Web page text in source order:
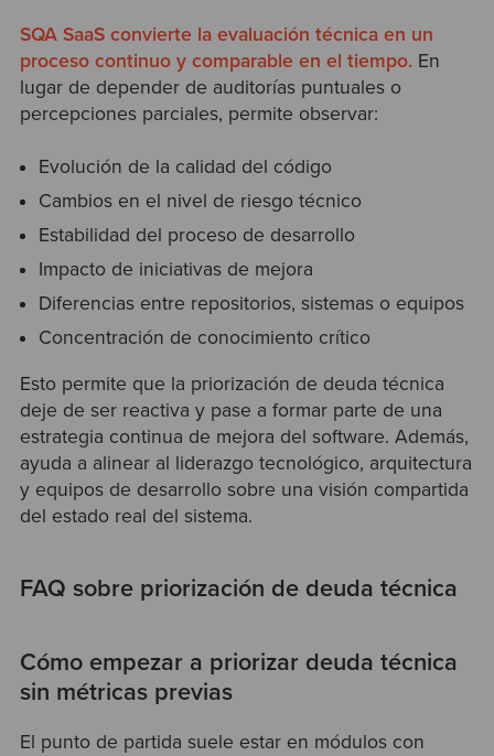
SQA SaaS convierte la evaluación técnica en un
proceso continuo y comparable en el tiempo. En
lugar de depender de auditorías puntuales o
percepciones parciales, permite observar:
Evolución de la calidad del código
Cambios en el nivel de riesgo técnico
Estabilidad del proceso de desarrollo
Impacto de iniciativas de mejora
Diferencias entre repositorios, sistemas o equipos
Concentración de conocimiento crítico
Esto permite que la priorización de deuda técnica
deje de ser reactiva y pase a formar parte de una
estrategia continua de mejora del software. Además,
ayuda a alinear al liderazgo tecnológico, arquitectura
y equipos de desarrollo sobre una visión compartida
del estado real del sistema.
FAQ sobre priorización de deuda técnica
Cómo empezar a priorizar deuda técnica
sin métricas previas
El punto de partida suele estar en módulos con